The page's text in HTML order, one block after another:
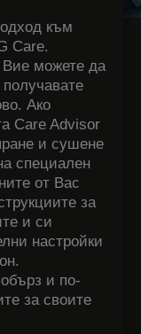
към
Care.
можете да
Ако
Care Advisor
и сушене
специален
от Вас
за
и си
настройки
и по-
за своите